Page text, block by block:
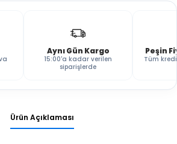
Aynı Gün Kargo
15:00'a kadar verilen
siparişlerde
Peşin
Tüm
Ürün Açıklaması